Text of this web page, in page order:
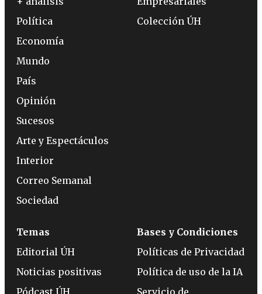
Política
Economía
Mundo
País
Opinión
Sucesos
Arte y Espectáculos
Interior
Correo Semanal
Sociedad
Colección ÚH
Temas
Editorial ÚH
Noticias positivas
Pódcast ÚH
Bases y Condiciones
Políticas de Privacidad
Política de uso de la IA
Servicio de